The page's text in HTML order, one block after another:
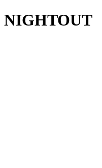
NIGHTOUT